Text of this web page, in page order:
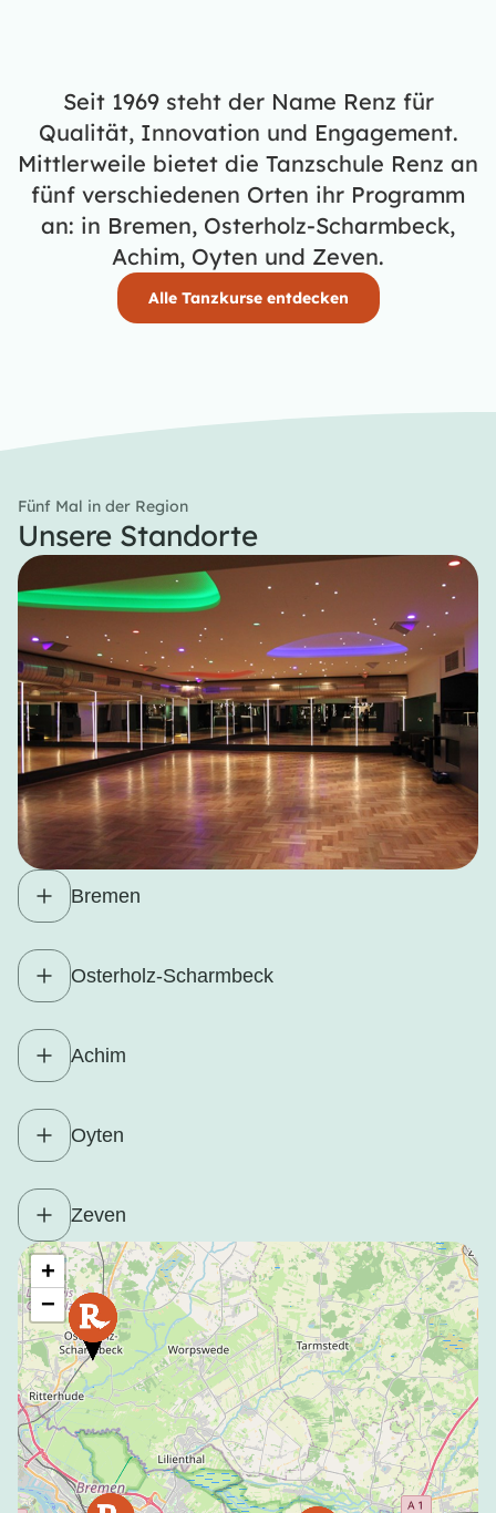
Seit 1969 steht der Name Renz für
Qualität, Innovation und Engagement.
Mittlerweile bietet die Tanzschule Renz an
fünf verschiedenen Orten ihr Programm
an: in Bremen, Osterholz-Scharmbeck,
Achim, Oyten und Zeven.
Alle Tanzkurse entdecken
Fünf Mal in der Region
Unsere Standorte
Bremen
Osterholz-Scharmbeck
Achim
Oyten
Zeven
+
−